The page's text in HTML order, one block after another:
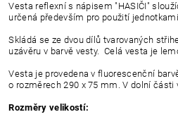
Vesta reflexní s nápisem "HASIČI"
určená především pro použití
Skládá se ze dvou dílů tvarovaných
uzávěru v barvě vesty. Celá vesta je
Vesta je provedena v fluorescenční
o rozměrech 290 x 75 mm.V dolní části
Rozměry velikostí: